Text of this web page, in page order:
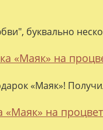
буквально
«Маяк» на
«Маяк»!
на